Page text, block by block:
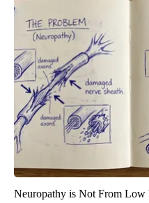
Neuropathy is Not From Low